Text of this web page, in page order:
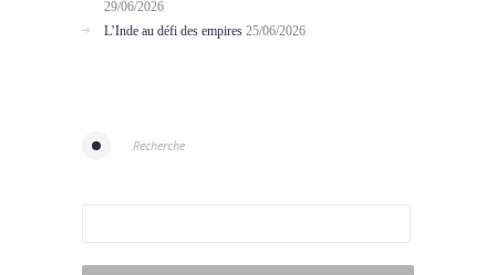
29/06/2026
L’Inde au défi des empires 25/06/2026
Recherche